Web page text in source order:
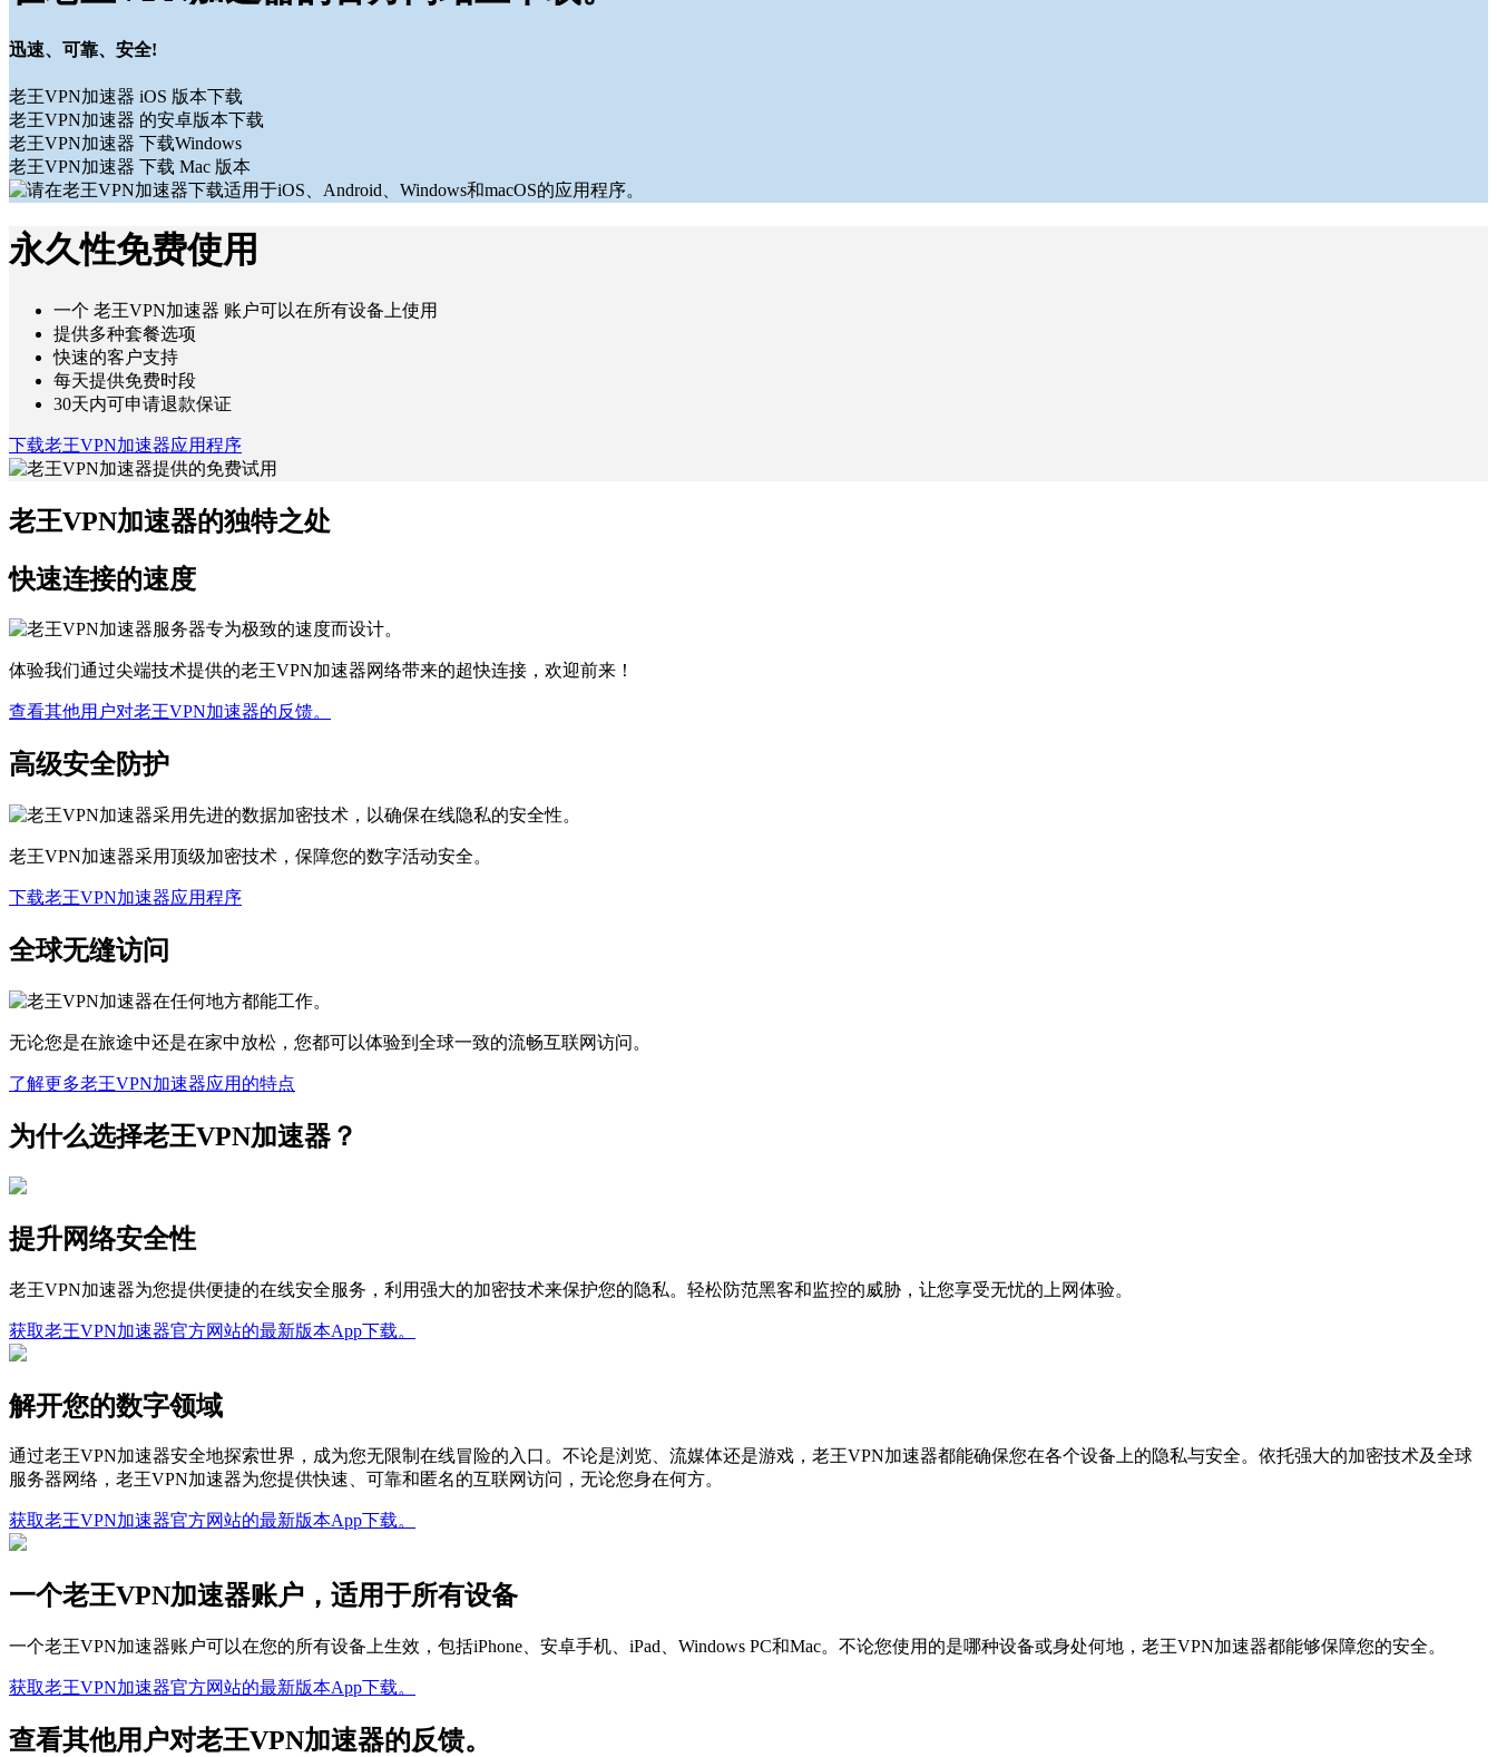
迅速、可靠、安全!
老王VPN加速器 iOS 版本下载
老王VPN加速器 的安卓版本下载
老王VPN加速器 下载Windows
老王VPN加速器 下载 Mac 版本
永久性免费使用
一个 老王VPN加速器 账户可以在所有设备上使用
提供多种套餐选项
快速的客户支持
每天提供免费时段
30天内可申请退款保证
下载老王VPN加速器应用程序
老王VPN加速器的独特之处
快速连接的速度
体验我们通过尖端技术提供的老王VPN加速器网络带来的超快连接，欢迎前来！
查看其他用户对老王VPN加速器的反馈。
高级安全防护
老王VPN加速器采用顶级加密技术，保障您的数字活动安全。
下载老王VPN加速器应用程序
全球无缝访问
无论您是在旅途中还是在家中放松，您都可以体验到全球一致的流畅互联网访问。
了解更多老王VPN加速器应用的特点
为什么选择老王VPN加速器？
提升网络安全性
老王VPN加速器为您提供便捷的在线安全服务，利用强大的加密技术来保护您的隐私。轻松防范黑客和监控的威胁，让您享受无忧的上网体验。
获取老王VPN加速器官方网站的最新版本App下载。
解开您的数字领域
通过老王VPN加速器安全地探索世界，成为您无限制在线冒险的入口。不论是浏览、流媒体还是游戏，老王VPN加速器都能确保您在各个设备上的隐私与安全。依托强大的加密技术及全球
服务器网络，老王VPN加速器为您提供快速、可靠和匿名的互联网访问，无论您身在何方。
获取老王VPN加速器官方网站的最新版本App下载。
一个老王VPN加速器账户，适用于所有设备
一个老王VPN加速器账户可以在您的所有设备上生效，包括iPhone、安卓手机、iPad、Windows PC和Mac。不论您使用的是哪种设备或身处何地，老王VPN加速器都能够保障您的安全。
获取老王VPN加速器官方网站的最新版本App下载。
查看其他用户对老王VPN加速器的反馈。